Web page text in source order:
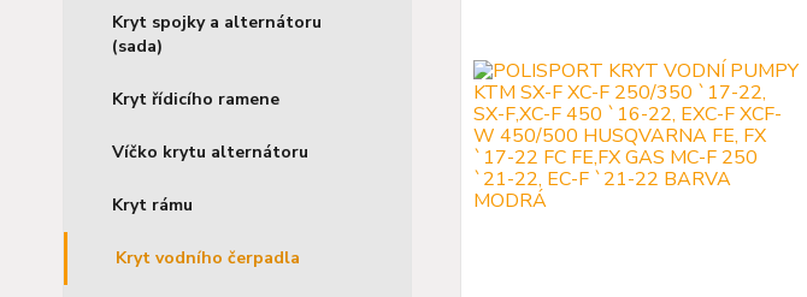
Kryt spojky a alternátoru
(sada)
Kryt řídicího ramene
Víčko krytu alternátoru
Kryt rámu
Kryt vodního čerpadla